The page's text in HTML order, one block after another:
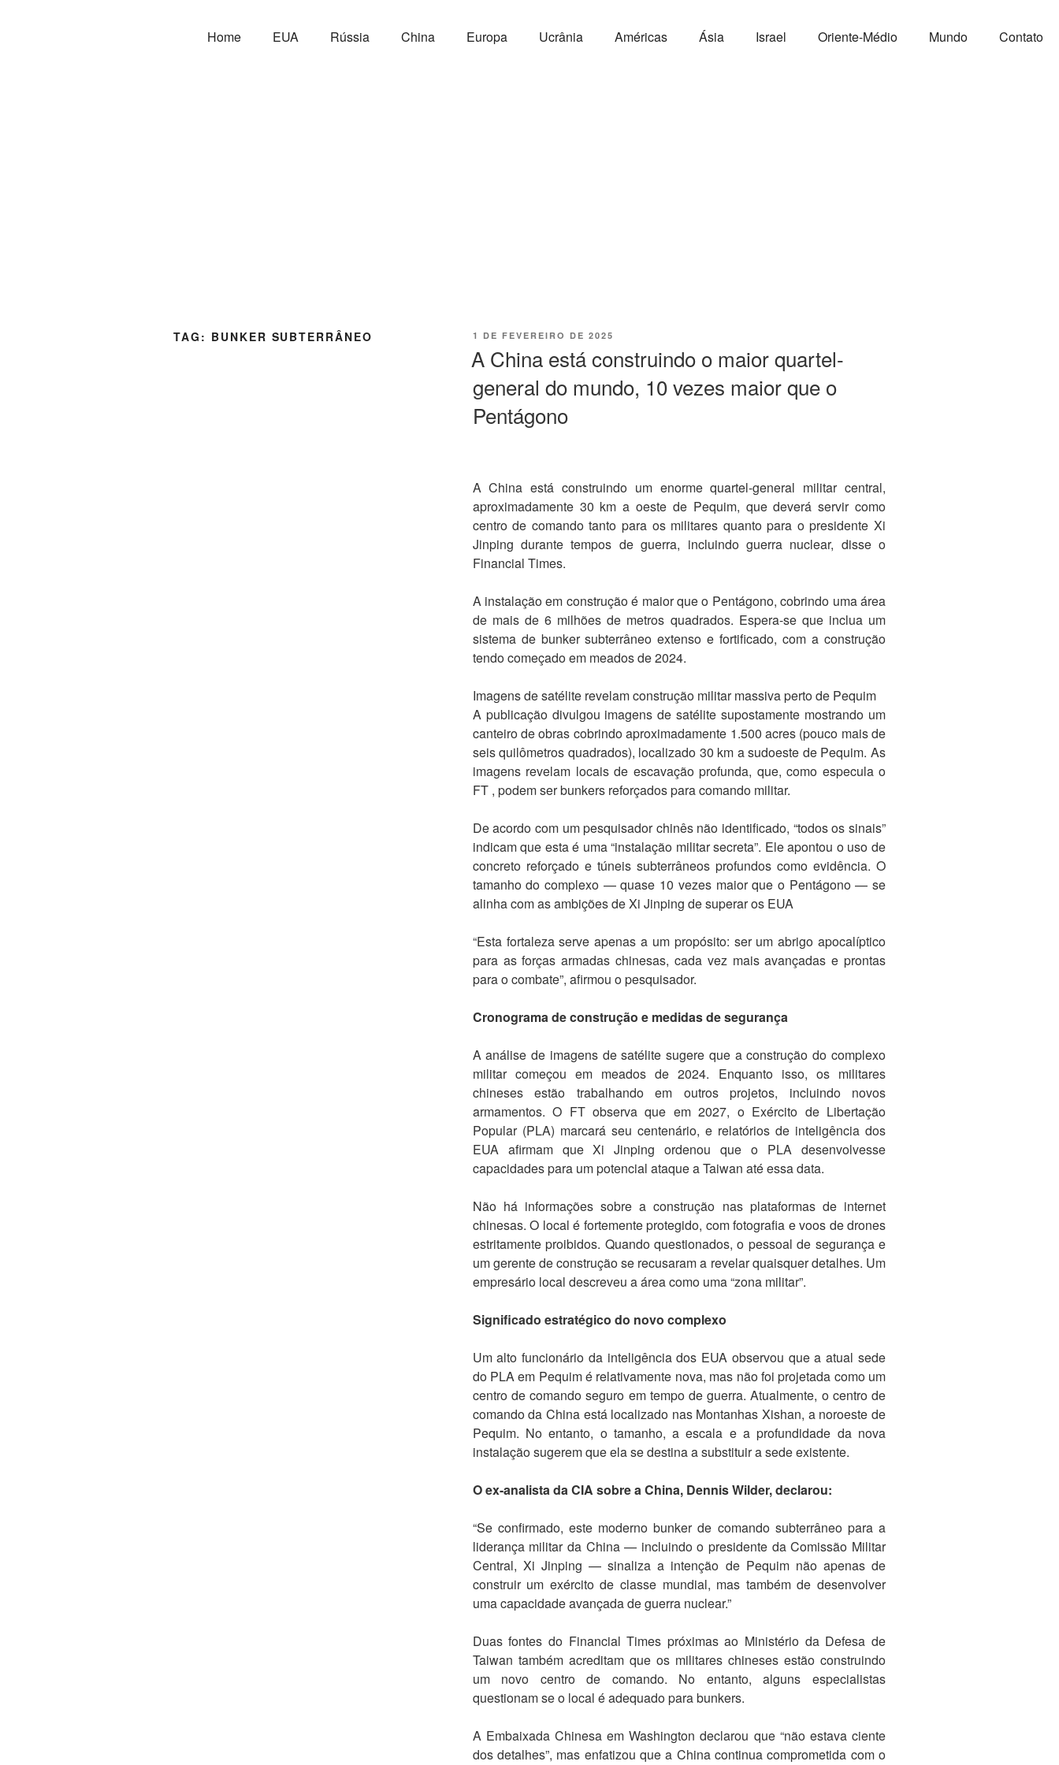
Home EUA Rússia China Europa Ucrânia Américas Ásia Israel Oriente-Médio Mundo Contato
TAG: BUNKER SUBTERRÂNEO 1 DE FEVEREIRO DE 2025
A China está construindo o maior quartel-
general do mundo, 10 vezes maior que o
Pentágono
A China está construindo um enorme quartel-general militar central,
aproximadamente 30 km a oeste de Pequim, que deverá servir como
centro de comando tanto para os militares quanto para o presidente Xi
Jinping durante tempos de guerra, incluindo guerra nuclear, disse o
Financial Times.
A instalação em construção é maior que o Pentágono, cobrindo uma área
de mais de 6 milhões de metros quadrados. Espera-se que inclua um
sistema de bunker subterrâneo extenso e fortificado, com a construção
tendo começado em meados de 2024.
Imagens de satélite revelam construção militar massiva perto de Pequim
A publicação divulgou imagens de satélite supostamente mostrando um
canteiro de obras cobrindo aproximadamente 1.500 acres (pouco mais de
seis quilômetros quadrados), localizado 30 km a sudoeste de Pequim. As
imagens revelam locais de escavação profunda, que, como especula o
FT , podem ser bunkers reforçados para comando militar.
De acordo com um pesquisador chinês não identificado, “todos os sinais”
indicam que esta é uma “instalação militar secreta”. Ele apontou o uso de
concreto reforçado e túneis subterrâneos profundos como evidência. O
tamanho do complexo — quase 10 vezes maior que o Pentágono — se
alinha com as ambições de Xi Jinping de superar os EUA
“Esta fortaleza serve apenas a um propósito: ser um abrigo apocalíptico
para as forças armadas chinesas, cada vez mais avançadas e prontas
para o combate”, afirmou o pesquisador.
Cronograma de construção e medidas de segurança
A análise de imagens de satélite sugere que a construção do complexo
militar começou em meados de 2024. Enquanto isso, os militares
chineses estão trabalhando em outros projetos, incluindo novos
armamentos. O FT observa que em 2027, o Exército de Libertação
Popular (PLA) marcará seu centenário, e relatórios de inteligência dos
EUA afirmam que Xi Jinping ordenou que o PLA desenvolvesse
capacidades para um potencial ataque a Taiwan até essa data.
Não há informações sobre a construção nas plataformas de internet
chinesas. O local é fortemente protegido, com fotografia e voos de drones
estritamente proibidos. Quando questionados, o pessoal de segurança e
um gerente de construção se recusaram a revelar quaisquer detalhes. Um
empresário local descreveu a área como uma “zona militar”.
Significado estratégico do novo complexo
Um alto funcionário da inteligência dos EUA observou que a atual sede
do PLA em Pequim é relativamente nova, mas não foi projetada como um
centro de comando seguro em tempo de guerra. Atualmente, o centro de
comando da China está localizado nas Montanhas Xishan, a noroeste de
Pequim. No entanto, o tamanho, a escala e a profundidade da nova
instalação sugerem que ela se destina a substituir a sede existente.
O ex-analista da CIA sobre a China, Dennis Wilder, declarou:
“Se confirmado, este moderno bunker de comando subterrâneo para a
liderança militar da China — incluindo o presidente da Comissão Militar
Central, Xi Jinping — sinaliza a intenção de Pequim não apenas de
construir um exército de classe mundial, mas também de desenvolver
uma capacidade avançada de guerra nuclear.”
Duas fontes do Financial Times próximas ao Ministério da Defesa de
Taiwan também acreditam que os militares chineses estão construindo
um novo centro de comando. No entanto, alguns especialistas
questionam se o local é adequado para bunkers.
A Embaixada Chinesa em Washington declarou que “não estava ciente
dos detalhes”, mas enfatizou que a China continua comprometida com o